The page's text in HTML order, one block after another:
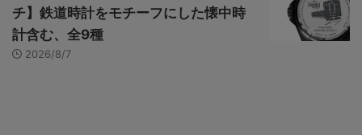
チ】鉄道時計をモチーフにした懐中時
計含む、全9種
2026/8/7